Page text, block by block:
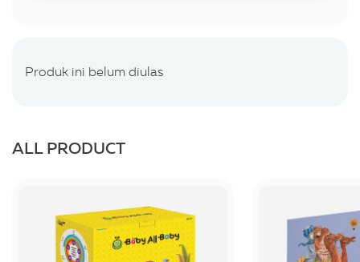
Produk ini belum diulas
ALL PRODUCT